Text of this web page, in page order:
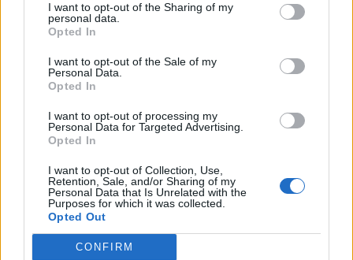
I want to opt-out of the Sharing of my
personal data.
Opted In
I want to opt-out of the Sale of my
Personal Data.
Opted In
I want to opt-out of processing my
Personal Data for Targeted Advertising.
Opted In
I want to opt-out of Collection, Use,
Retention, Sale, and/or Sharing of my
Personal Data that Is Unrelated with the
Purposes for which it was collected.
Opted Out
CONFIRM
salget